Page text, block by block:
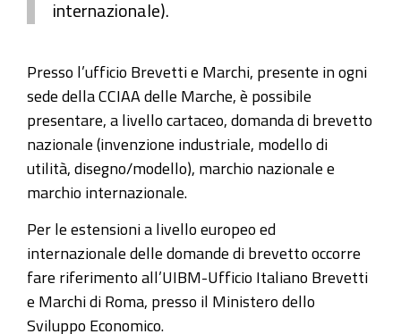
internazionale).
Presso l’ufficio Brevetti e Marchi, presente in ogni
sede della CCIAA delle Marche, è possibile
presentare, a livello cartaceo, domanda di brevetto
nazionale (invenzione industriale, modello di
utilità, disegno/modello), marchio nazionale e
marchio internazionale.
Per le estensioni a livello europeo ed
internazionale delle domande di brevetto occorre
fare riferimento all’UIBM-Ufficio Italiano Brevetti
e Marchi di Roma, presso il Ministero dello
Sviluppo Economico.